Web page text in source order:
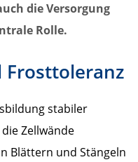
die Versorgung
Rolle.
Frosttoleranz
stabiler
Zellwände
Blättern und Stängeln